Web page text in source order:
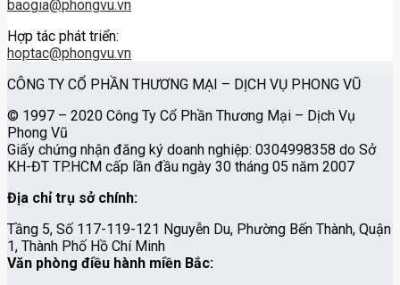
baogia@phongvu.vn
Hợp tác phát triển:
hoptac@phongvu.vn
CÔNG TY CỔ PHẦN THƯƠNG MẠI – DỊCH VỤ PHONG VŨ
© 1997 – 2020 Công Ty Cổ Phần Thương Mại – Dịch Vụ
Phong Vũ
Giấy chứng nhận đăng ký doanh nghiệp: 0304998358 do Sở
KH-ĐT TP.HCM cấp lần đầu ngày 30 tháng 05 năm 2007
Địa chỉ trụ sở chính:
Tầng 5, Số 117-119-121 Nguyễn Du, Phường Bến Thành, Quận
1, Thành Phố Hồ Chí Minh
Văn phòng điều hành miền Bắc: